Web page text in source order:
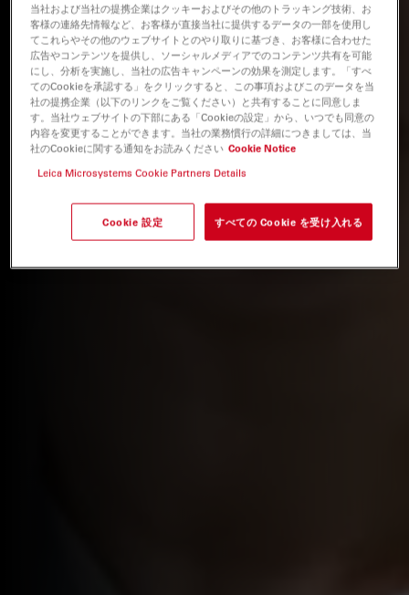
当社および当社の提携企業はクッキーおよびその他のトラッキング技術、お
客様の連絡先情報など、お客様が直接当社に提供するデータの一部を使用し
てこれらやその他のウェブサイトとのやり取りに基づき、お客様に合わせた
広告やコンテンツを提供し、ソーシャルメディアでのコンテンツ共有を可能
にし、分析を実施し、当社の広告キャンペーンの効果を測定します。「すべ
てのCookieを承認する」をクリックすると、この事項およびこのデータを当
社の提携企業（以下のリンクをご覧ください）と共有することに同意しま
す。当社ウェブサイトの下部にある「Cookieの設定」から、いつでも同意の
内容を変更することができます。当社の業務慣行の詳細につきましては、当
社のCookieに関する通知をお読みください Cookie Notice
Leica Microsystems Cookie Partners Details
Cookie 設定 すべての Cookie を受け入れる